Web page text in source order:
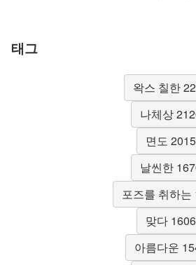
태그
왁스 칠한
나체상
면도 2015
날씬한
포즈를 취하는
맞다 1606
아름다운